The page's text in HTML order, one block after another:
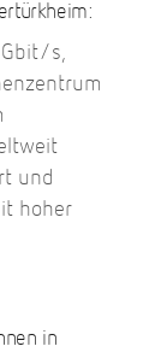
s,
und
hoher
in